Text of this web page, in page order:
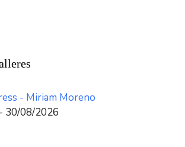
- Miriam Moreno
30/08/2026